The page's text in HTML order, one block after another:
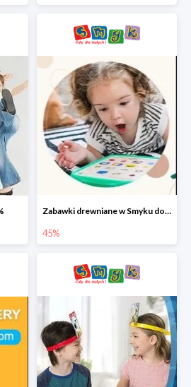
Zabawki drewniane w Smyku do -45%
45%